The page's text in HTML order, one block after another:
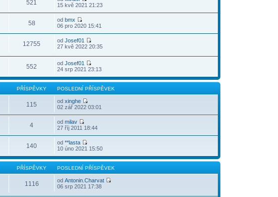
521
15 kvě 2021 21:23
58 od bmx
06 pro 2020 15:41
12755 od Josef01
27 kvě 2022 20:35
552 od Josef01
24 srp 2021 23:13
PŘÍSPĚVKY POSLEDNÍ PŘÍSPĚVEK
115 od xinghe
02 zář 2022 03:01
4 od milav
27 říj 2011 18:44
140 od **lasta
10 úno 2021 15:50
PŘÍSPĚVKY POSLEDNÍ PŘÍSPĚVEK
1116 od Antonin.Charvat
06 srp 2021 17:38